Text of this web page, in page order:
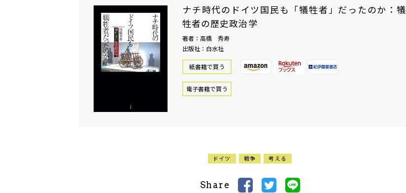
ナチ時代のドイツ国民も「犠牲者」だったのか：犠
牲者の歴史政治学
著者：高橋 秀寿
出版社：白水社
紙書籍で買う
電⼦書籍で買う
ドイツ 戦争 考える
Share